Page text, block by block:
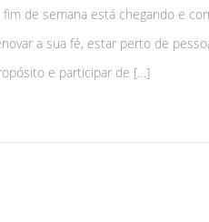
fim de semana está chegando e
a sua fé, estar perto de
e participar de […]